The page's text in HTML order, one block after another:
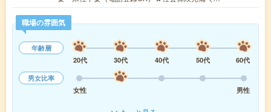
職場の雰囲気
年齢層
20代
30代 40代 50代
60代
男女比率
女性
男性